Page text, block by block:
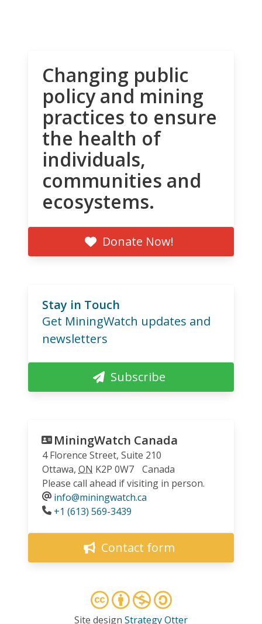
Changing public
policy and mining
practices to ensure
the health of
individuals,
communities and
ecosystems.
Donate Now!
Stay in Touch
Get MiningWatch updates and
newsletters
Subscribe
MiningWatch Canada
4 Florence Street, Suite 210
Ottawa, ON K2P 0W7
Canada
Please call ahead if visiting in person.
info@miningwatch.ca
Phone
+1 (613) 569-3439
Contact form
Site design Strategy Otter